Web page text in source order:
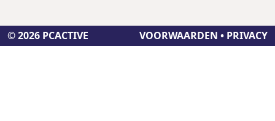
© 2026 PCACTIVE VOORWAARDEN • PRIVACY